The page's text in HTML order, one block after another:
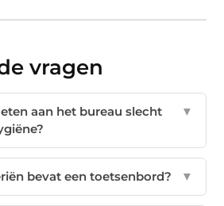
vragen
aan het bureau slecht
▼
bevat een toetsenbord? ▼